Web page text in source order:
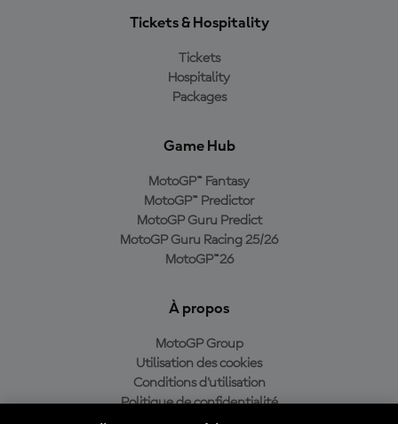
Tickets & Hospitality
Tickets
Hospitality
Packages
Game Hub
MotoGP™ Fantasy
MotoGP™ Predictor
MotoGP Guru Predict
MotoGP Guru Racing 25/26
MotoGP™26
À propos
MotoGP Group
Utilisation des cookies
Conditions d'utilisation
Politique de confidentialité